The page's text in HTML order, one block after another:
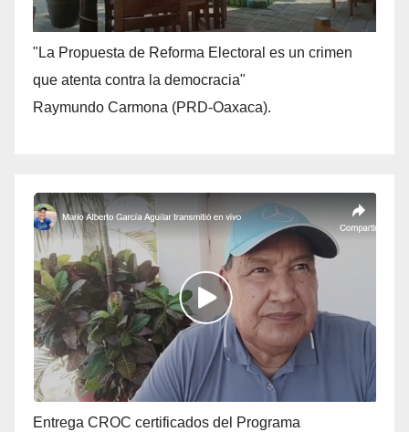
"La Propuesta de Reforma Electoral es un crimen
que atenta contra la democracia"
Raymundo Carmona (PRD-Oaxaca).
Entrega CROC certificados del Programa